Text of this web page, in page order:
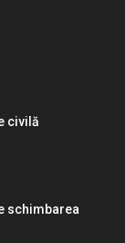
civilă
schimbarea